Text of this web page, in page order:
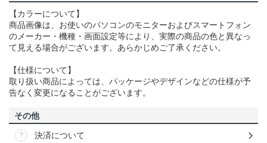
【カラーについて】
商品画像は、お使いのパソコンのモニターおよびスマートフォン
のメーカー・機種・画面設定等により、実際の商品の色と異なっ
て見える場合がございます。あらかじめご了承ください。
【仕様について】
取り扱い商品によっては、パッケージやデザインなどの仕様が予
告なく変更になることがございます。
その他
決済について